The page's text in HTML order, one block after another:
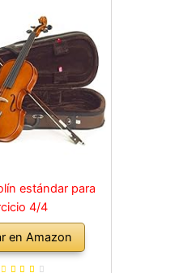
estándar para
4/4
en Amazon